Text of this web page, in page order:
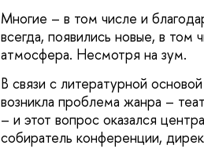
Многие – в том числе и
всегда, появились новые, в
атмосфера. Несмотря на зум.
В связи с литературной
возникла проблема жанра –
– и этот вопрос оказался
собиратель конференции,